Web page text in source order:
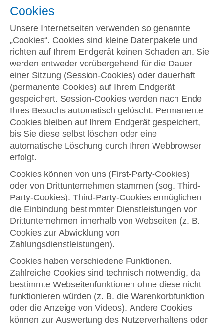
Cookies
Unsere Internetseiten verwenden so genannte
„Cookies“. Cookies sind kleine Datenpakete und
richten auf Ihrem Endgerät keinen Schaden an. Sie
werden entweder vorübergehend für die Dauer
einer Sitzung (Session-Cookies) oder dauerhaft
(permanente Cookies) auf Ihrem Endgerät
gespeichert. Session-Cookies werden nach Ende
Ihres Besuchs automatisch gelöscht. Permanente
Cookies bleiben auf Ihrem Endgerät gespeichert,
bis Sie diese selbst löschen oder eine
automatische Löschung durch Ihren Webbrowser
erfolgt.
Cookies können von uns (First-Party-Cookies)
oder von Drittunternehmen stammen (sog. Third-
Party-Cookies). Third-Party-Cookies ermöglichen
die Einbindung bestimmter Dienstleistungen von
Drittunternehmen innerhalb von Webseiten (z. B.
Cookies zur Abwicklung von
Zahlungsdienstleistungen).
Cookies haben verschiedene Funktionen.
Zahlreiche Cookies sind technisch notwendig, da
bestimmte Webseitenfunktionen ohne diese nicht
funktionieren würden (z. B. die Warenkorbfunktion
oder die Anzeige von Videos). Andere Cookies
können zur Auswertung des Nutzerverhaltens oder